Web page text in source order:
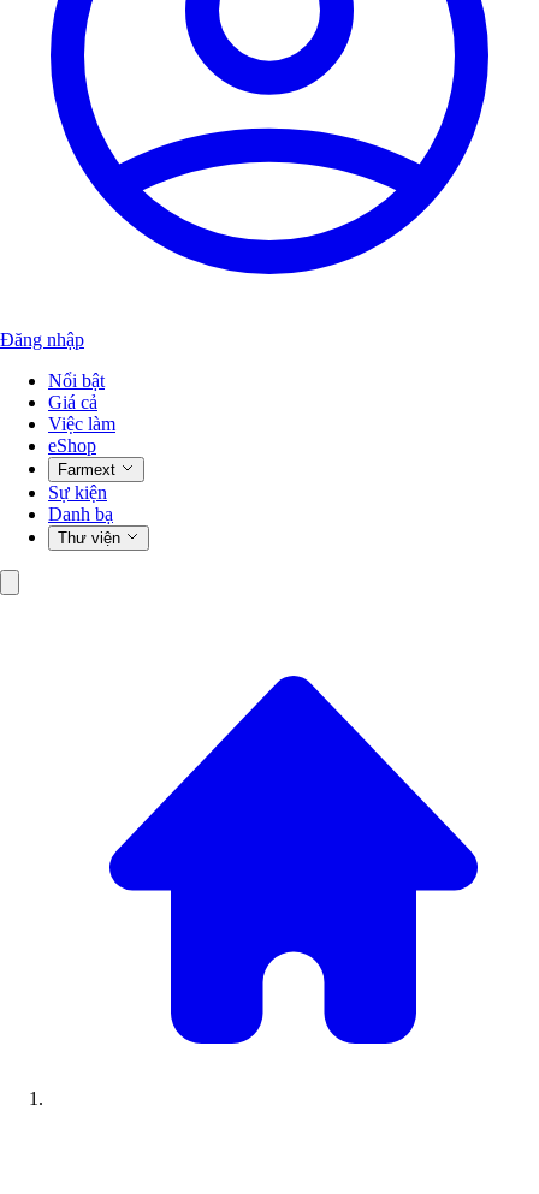
Đăng nhập
Nổi bật
Giá cả
Việc làm
eShop
Farmext
Sự kiện
Danh bạ
Thư viện